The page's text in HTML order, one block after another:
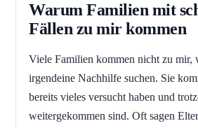
Warum Familien mit
Fällen zu mir kommen
Viele Familien kommen nicht zu mir,
irgendeine Nachhilfe suchen. Sie
bereits vieles versucht haben und
weitergekommen sind. Oft sagen